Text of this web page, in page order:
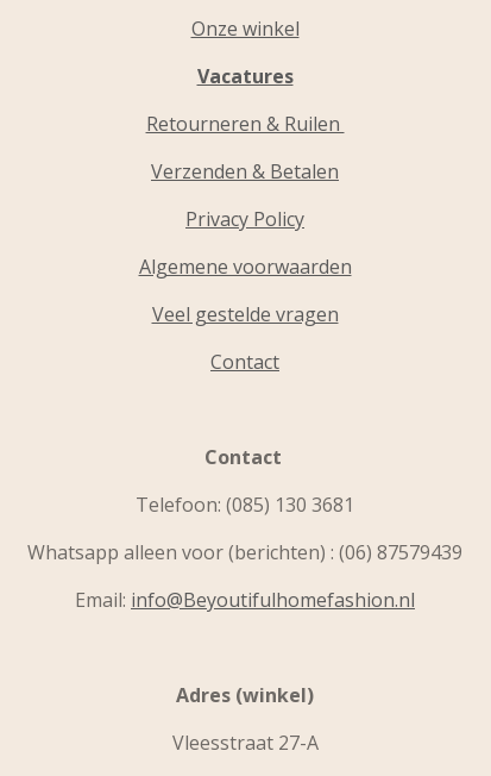
Onze winkel
Vacatures
Retourneren & Ruilen
Verzenden & Betalen
Privacy Policy
Algemene voorwaarden
Veel gestelde vragen
Contact
Contact
Telefoon: (085) 130 3681
Whatsapp alleen voor (berichten) : (06) 87579439
Email: info@Beyoutifulhomefashion.nl
Adres (winkel)
Vleesstraat 27-A